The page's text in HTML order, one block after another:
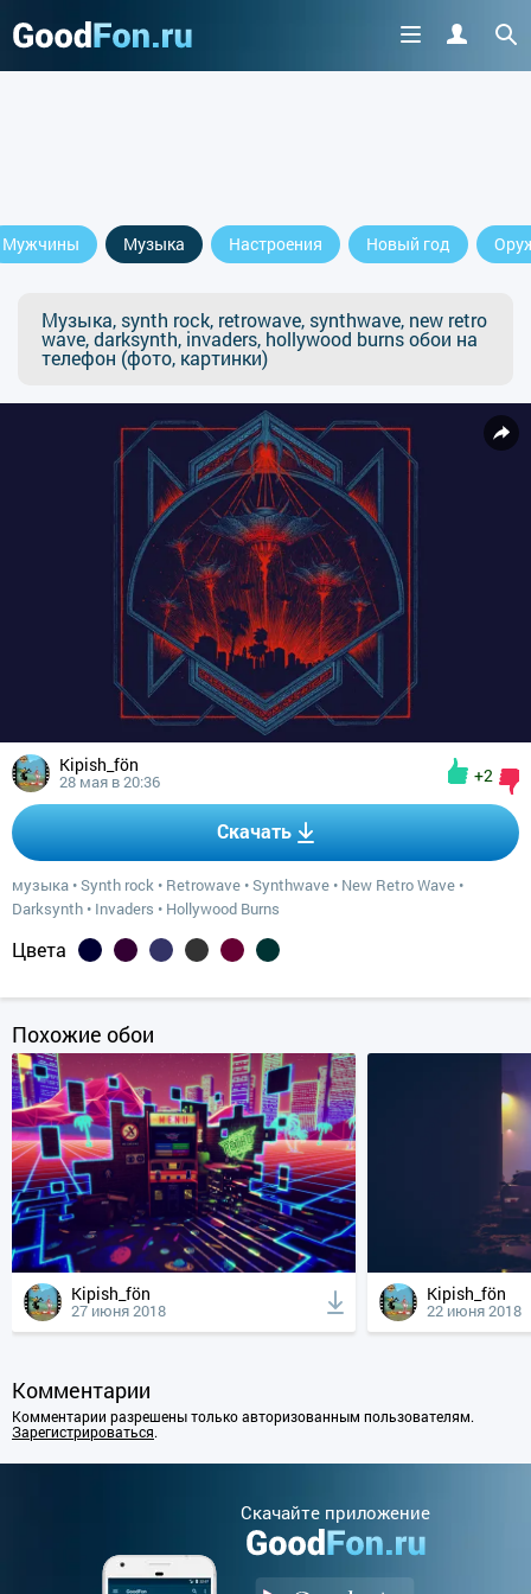
Мужчины Музыка Настроения Новый год
Музыка, synth rock, retrowave, synthwave, new retro
wave, darksynth, invaders, hollywood burns обои на
телефон (фото, картинки)
Kipish_fön
28 мая в 20:36 +2
Скачать
музыка •Synth rock • Retrowave •Synthwave • New Retro Wave •
Darksynth • Invaders • Hollywood Burns
Цвета
Похожие обои
Kipish_fön
27 июня 2018
Kipish_fön
22 июня 2018
Комментарии
Комментарии разрешены только авторизованным пользователям.
Зарегистрироваться.
Cкачайте приложение